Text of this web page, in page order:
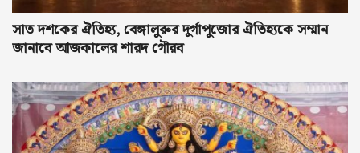
সাত দশকের ঐতিহ্য, বেঙ্গালুরুর দুর্গাপুজোর ঐতিহ্যকে সম্মান
জানাবে আজকালের শারদ গৌরব